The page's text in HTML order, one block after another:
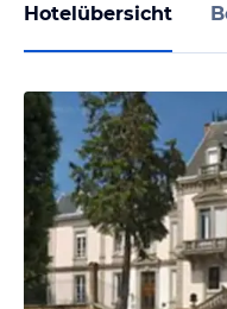
Hotelübersicht